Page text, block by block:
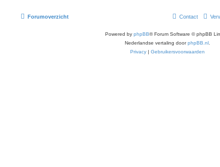
Forumoverzicht Contact
Powered by phpBB® Forum Software © phpBB
Nederlandse vertaling doorphpBB.nl.
Privacy| Gebruikersvoorwaarden